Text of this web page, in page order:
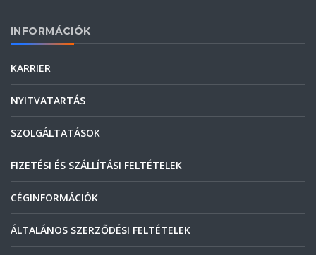
INFORMÁCIÓK
KARRIER
NYITVATARTÁS
SZOLGÁLTATÁSOK
FIZETÉSI ÉS SZÁLLÍTÁSI FELTÉTELEK
CÉGINFORMÁCIÓK
ÁLTALÁNOS SZERZŐDÉSI FELTÉTELEK